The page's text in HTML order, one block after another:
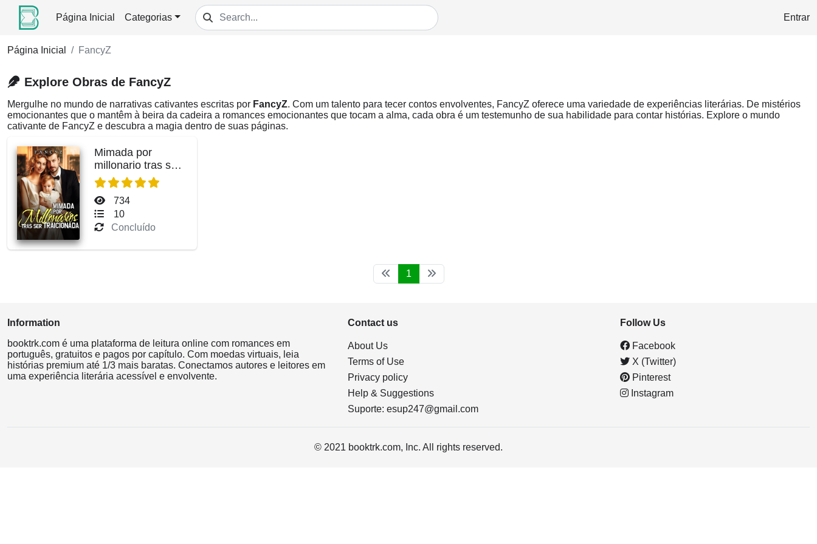
Página Inicial Categorias Entrar
Página Inicial FancyZ
Explore Obras de FancyZ
Mergulhe no mundo de narrativas cativantes escritas por FancyZ. Com um talento para tecer contos envolventes, FancyZ oferece uma variedade de experiências literárias. De mistérios
emocionantes que o mantêm à beira da cadeira a romances emocionantes que tocam a alma, cada obra é um testemunho de sua habilidade para contar histórias. Explore o mundo
cativante de FancyZ e descubra a magia dentro de suas páginas.
Mimada por
millonario tras ser
traicionada
734
10
Concluído
1
Information
booktrk.com é uma plataforma de leitura online com romances em
português, gratuitos e pagos por capítulo. Com moedas virtuais, leia
histórias premium até 1/3 mais baratas. Conectamos autores e leitores em
uma experiência literária acessível e envolvente.
Contact us
About Us
Terms of Use
Privacy policy
Help & Suggestions
Suporte: esup247@gmail.com
Follow Us
Facebook
X (Twitter)
Pinterest
Instagram
© 2021 booktrk.com, Inc. All rights reserved.